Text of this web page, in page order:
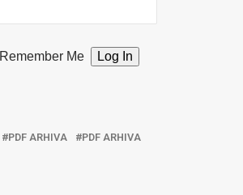
Remember Me
PDF ARHIVA PDF ARHIVA